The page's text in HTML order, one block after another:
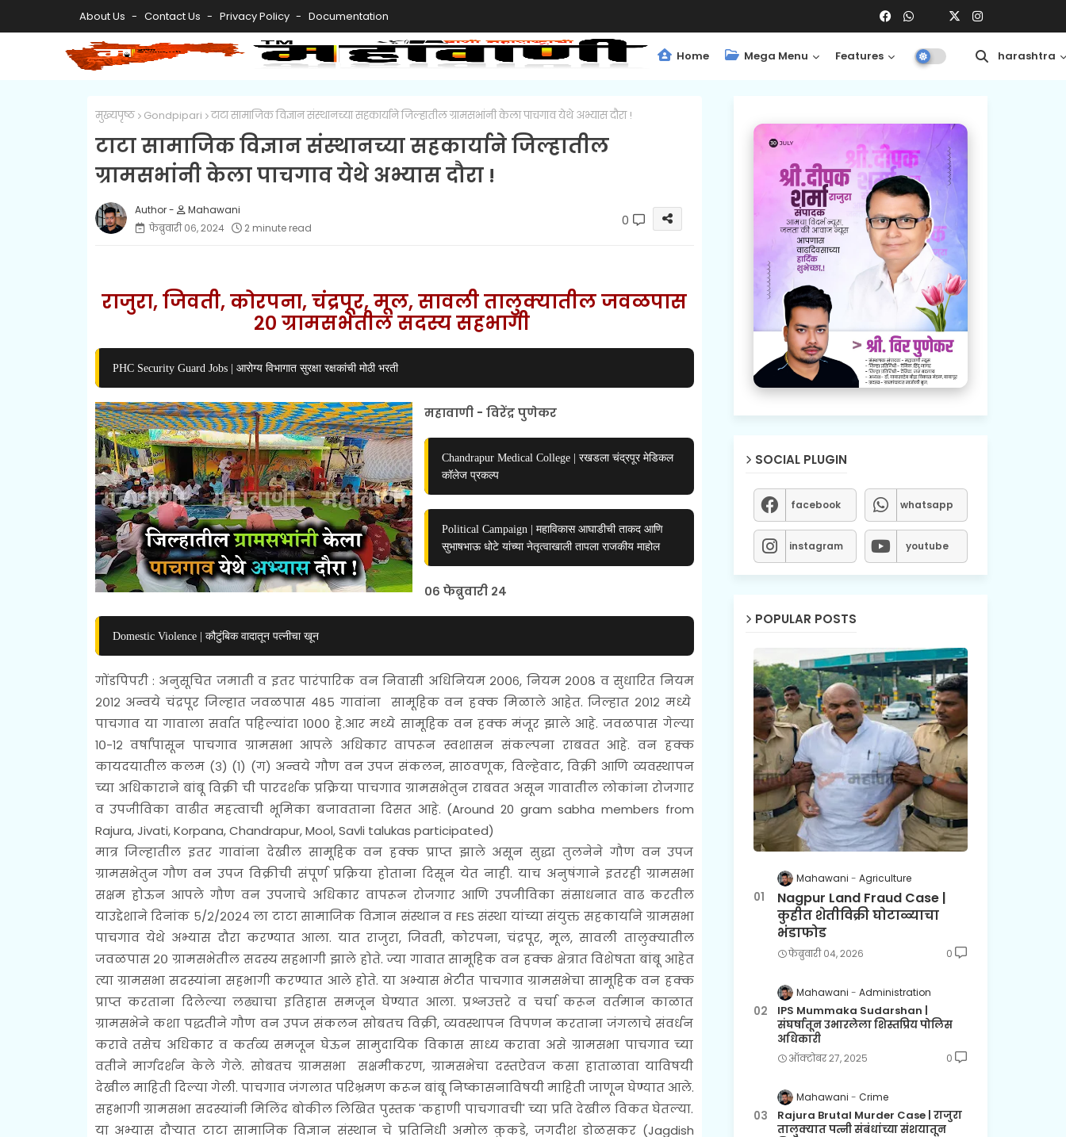
About Us Contact Us Privacy Policy Documentation
Home Mega Menu Features Central Maharashtra
मुख्यपृष्ठ Gondpipari टाटा सामाजिक विज्ञान संस्थानच्या सहकार्याने जिल्हातील ग्रामसभांनी केला पाचगाव येथे अभ्यास दौरा !
टाटा सामाजिक विज्ञान संस्थानच्या सहकार्याने जिल्हातील
ग्रामसभांनी केला पाचगाव येथे अभ्यास दौरा !
Mahawani
फेब्रुवारी ०६, २०२४
2 minute read 0
राजुरा, जिवती, कोरपना, चंद्रपूर, मूल, सावली तालुक्यातील जवळपास
२० ग्रामसभेतील सदस्यसहभागी
PHC Security Guard Jobs | आरोग्य विभागात सुरक्षा रक्षकांची मोठी भरती
महावाणी - विरेंद्र पुणेकर
Chandrapur Medical College | रखडला चंद्रपूर मेडिकल
कॉलेज प्रकल्प
Political Campaign | महाविकास आघाडीची ताकद आणि
सुभाषभाऊ धोटे यांच्या नेतृत्वाखाली तापला राजकीय माहोल
०६ फेब्रुवारी २४
Domestic Violence | कौटुंबिक वादातून पत्नीचा खून
गोंडपिपरी : अनुसूचित जमाती व इतर पारंपारिक वन निवासी अधिनियम २००६, नियम २००८ व सुधारित नियम
२०१२ अन्वये चंद्रपूर जिल्हात जवळपास ४८५ गावांना सामूहिक वन हक्क मिळाले आहेत. जिल्हात २०१२ मध्ये
पाचगाव या गावाला सर्वात पहिल्यांदा १००० हे.आर मध्ये सामूहिक वन हक्क मंजूर झाले आहे. जवळपास गेल्या
१०-१२ वर्षांपासून पाचगाव ग्रामसभा आपले अधिकार वापरून स्वशासन संकल्पना राबवत आहे. वन हक्क
कायदयातील कलम (३) (१) (ग) अन्वये गौण वन उपज संकलन, साठवणूक, विल्हेवाट, विक्री आणि व्यवस्थापन
च्या अधिकाराने बांबू विक्री ची पारदर्शक प्रक्रिया पाचगाव ग्रामसभेतुन राबवत असून गावातील लोकांना रोजगार
व उपजीविका वाढीत महत्वाची भूमिका बजावताना दिसत आहे. (Around 20 gram sabha members from
Rajura, Jivati, Korpana, Chandrapur, Mool, Savli talukas participated)
मात्र जिल्हातील इतर गावांना देखील सामूहिक वन हक्क प्राप्त झाले असून सुद्धा तुलनेने गौण वन उपज
ग्रामसभेतुन गौण वन उपज विक्रीची संपूर्ण प्रक्रिया होताना दिसून येत नाही. याच अनुषंगाने इतरही ग्रामसभा
सक्षम होऊन आपले गौण वन उपजाचे अधिकार वापरून रोजगार आणि उपजीविका संसाधनात वाढ करतील
याउद्देशाने दिनांक ५/२/२०२४ ला टाटा सामाजिक विज्ञान संस्थान व FES संस्था यांच्या संयुक्त सहकार्याने ग्रामसभा
पाचगाव येथे अभ्यास दौरा करण्यात आला. यात राजुरा, जिवती, कोरपना, चंद्रपूर, मूल, सावली तालुक्यातील
जवळपास २० ग्रामसभेतील सदस्य सहभागी झाले होते. ज्या गावात सामूहिक वन हक्क क्षेत्रात विशेषता बांबू आहेत
त्या ग्रामसभा सदस्यांना सहभागी करण्यात आले होते. या अभ्यास भेटीत पाचगाव ग्रामसभेचा सामूहिक वन हक्क
प्राप्त करताना दिलेल्या लढ्याचा इतिहास समजून घेण्यात आला. प्रश्नउत्तरे व चर्चा करून वर्तमान काळात
ग्रामसभेने कशा पद्धतीने गौण वन उपज संकलन सोबतच विक्री, व्यवस्थापन विपणन करताना जंगलाचे संवर्धन
करावे तसेच अधिकार व कर्तव्य समजून घेऊन सामुदायिक विकास साध्य करावा असे ग्रामसभा पाचगाव च्या
वतीने मार्गदर्शन केले गेले. सोबतच ग्रामसभा सक्षमीकरण, ग्रामसभेचा दस्तऐवज कसा हाताळावा याविषयी
देखील माहिती दिल्या गेली. पाचगाव जंगलात परिभ्रमण करून बांबू निष्कासनाविषयी माहिती जाणून घेण्यात आले.
सहभागी ग्रामसभा सदस्यांनी मिलिंद बोकील लिखित पुस्तक 'कहाणी पाचगावची' च्या प्रति देखील विकत घेतल्या.
या अभ्यास दौऱ्यात टाटा सामाजिक विज्ञान संस्थान चे प्रतिनिधी अमोल कुकडे, जगदीश डोळसकर (Jagdish
SOCIAL PLUGIN
facebook whatsapp
instagram youtube
POPULAR POSTS
Mahawani Agriculture
Nagpur Land Fraud Case |
कुहीत शेतीविक्री घोटाळ्याचा
भंडाफोड
फेब्रुवारी ०४, २०२६ 0
Mahawani Administration
IPS Mummaka Sudarshan |
संघर्षातून उभारलेला शिस्तप्रिय पोलिस
अधिकारी
ऑक्टोबर २७, २०२५ 0
Mahawani Crime
Rajura Brutal Murder Case | राजुरा
तालुक्यात पत्नी संबंधांच्या संशयातून